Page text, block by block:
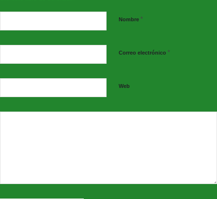
Nombre *
Correo electrónico *
Web